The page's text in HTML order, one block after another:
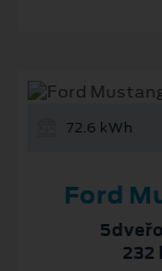
72.6 kWh
Ford
232